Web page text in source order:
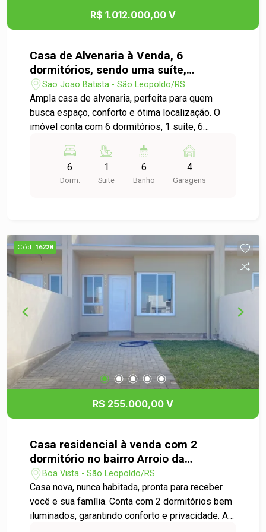
bem ventilados e com ótima luminosidade natural
ao longo do dia. Localização privilegiada, próxima
fator que assegura alta liquidez e torna o imóvel
ainda mais atrativo para investidores. Entre em
contato para mais informações e agende agora a
sua visita
R$ 1.012.000,00 V
Casa de Alvenaria à Venda, 6
dormitórios, sendo uma suíte,
garagem para até 6 carros cobertos.
Sao Joao Batista - São Leopoldo/RS
Ampla casa de alvenaria, perfeita para quem
busca espaço, conforto e ótima localização. O
imóvel conta com 6 dormitórios, 1 suíte, 6
amigos e familiares, além de garagem coberta
para 6 carros. Ambientes bem distribuídos,
proporcionando praticidade e qualidade de vida
6
Dorm.
1
Suite
6
Banho
4
Garagens
Cód. 16228
R$ 255.000,00 V
Casa residencial à venda com 2
dormitório no bairro Arroio da
Manteiga
Boa Vista - São Leopoldo/RS
Casa nova, nunca habitada, pronta para receber
você e sua família. Conta com 2 dormitórios bem
iluminados, garantindo conforto e privacidade. A